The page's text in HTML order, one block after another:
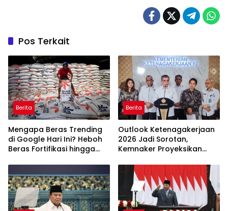
Pos Terkait
Berita
Mengapa Beras Trending
di Google Hari Ini? Heboh
Beras Fortifikasi hingga
Berita
Outlook Ketenagakerjaan
2026 Jadi Sorotan,
Kemnaker Proyeksikan